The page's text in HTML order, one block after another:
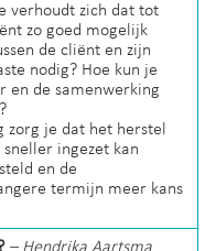
verhoudt zich dat tot
zo goed mogelijk
de cliënt en zijn
nodig? Hoe kun je
en de samenwerking
zorg je dat het herstel
ingezet kan
en de
termijn meer kans